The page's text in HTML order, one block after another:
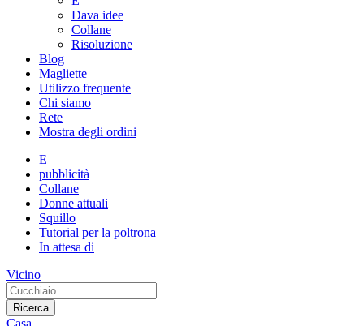
Dava idee
Collane
Risoluzione
Blog
Magliette
Utilizzo frequente
Chi siamo
Rete
Mostra degli ordini
E
pubblicità
Collane
Donne attuali
Squillo
Tutorial per la poltrona
In attesa di
Vicino
Ricerca